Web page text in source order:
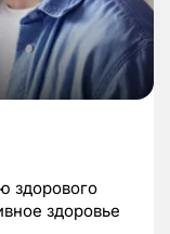
здорового
здоровье